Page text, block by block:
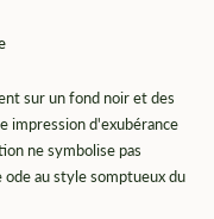
sur un fond noir et des
impression d'exubérance
ne symbolise pas
ode au style somptueux du